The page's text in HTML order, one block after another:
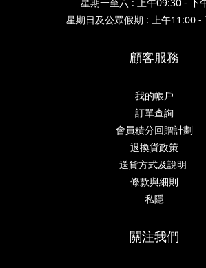
星期日及公眾假期 : 上午11:00 -
顧客服務
我的帳戶
訂單查詢
會員積分回贈計劃
退換貨政策
送貨方式及說明
條款與細則
私隱
關注我們